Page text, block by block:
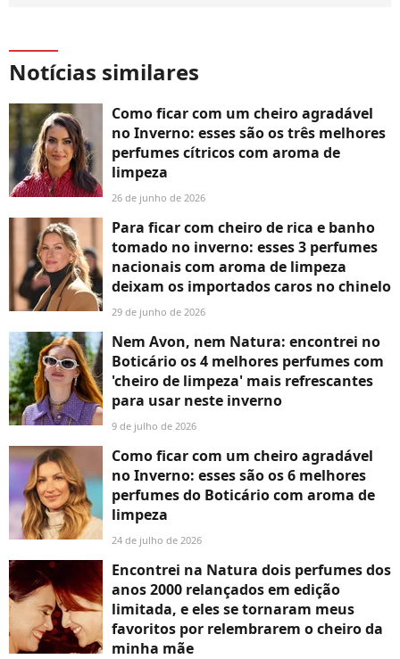
Notícias similares
Como ficar com um cheiro agradável
no Inverno: esses são os três melhores
perfumes cítricos com aroma de
limpeza
26 de junho de 2026
Para ficar com cheiro de rica e banho
tomado no inverno: esses 3 perfumes
nacionais com aroma de limpeza
deixam os importados caros no chinelo
29 de junho de 2026
Nem Avon, nem Natura: encontrei no
Boticário os 4 melhores perfumes com
'cheiro de limpeza' mais refrescantes
para usar neste inverno
9 de julho de 2026
Como ficar com um cheiro agradável
no Inverno: esses são os 6 melhores
perfumes do Boticário com aroma de
limpeza
24 de julho de 2026
Encontrei na Natura dois perfumes dos
anos 2000 relançados em edição
limitada, e eles se tornaram meus
favoritos por relembrarem o cheiro da
minha mãe